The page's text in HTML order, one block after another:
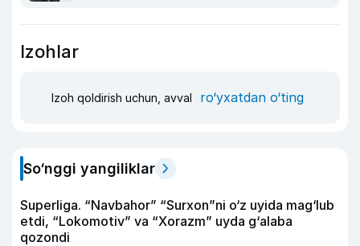
Izohlar
Izoh qoldirish uchun, avval ro‘yxatdan o‘ting
So‘nggi yangiliklar
Superliga. “Navbahor” “Surxon”ni o‘z uyida mag‘lub
etdi, “Lokomotiv” va “Xorazm” uyda g‘alaba
qozondi